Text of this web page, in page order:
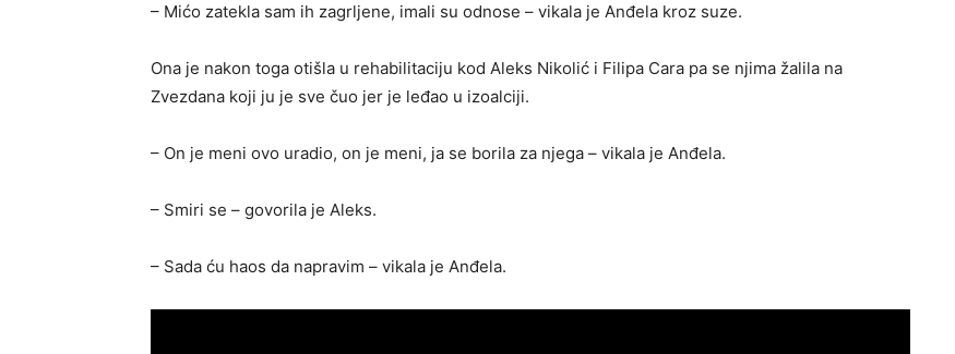
– Mićo zatekla sam ih zagrljene, imali su odnose – vikala je Anđela kroz suze.
Ona je nakon toga otišla u rehabilitaciju kod Aleks Nikolić i Filipa Cara pa se njima žalila na
Zvezdana koji ju je sve čuo jer je leđao u izoalciji.
– On je meni ovo uradio, on je meni, ja se borila za njega – vikala je Anđela.
– Smiri se – govorila je Aleks.
– Sada ću haos da napravim – vikala je Anđela.